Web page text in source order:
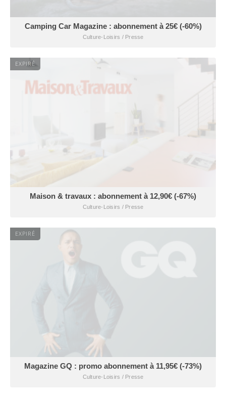
Camping Car Magazine : abonnement à 25€ (-60%)
Culture-Loisirs / Presse
EXPIRÉ
Maison & travaux : abonnement à 12,90€ (-67%)
Culture-Loisirs / Presse
EXPIRÉ
Magazine GQ : promo abonnement à 11,95€ (-73%)
Culture-Loisirs / Presse